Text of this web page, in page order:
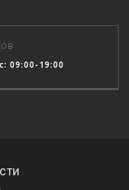
09:00-19:00